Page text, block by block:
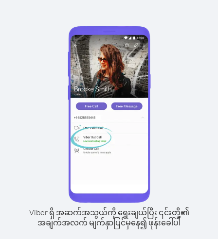
Viber ရှိ အဆက်အသွယ်ကို ရွေးချယ်ပြီး ၎င်းတို့၏
အချက်အလက် မျက်နှာပြင်မှနေ၍ ဖုန်းခေါ်ပါ